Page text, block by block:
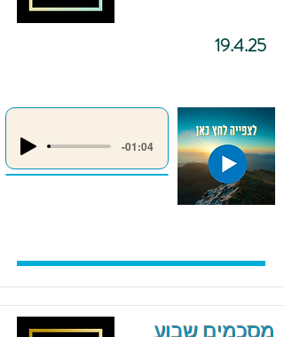
19.4.25
-01:04